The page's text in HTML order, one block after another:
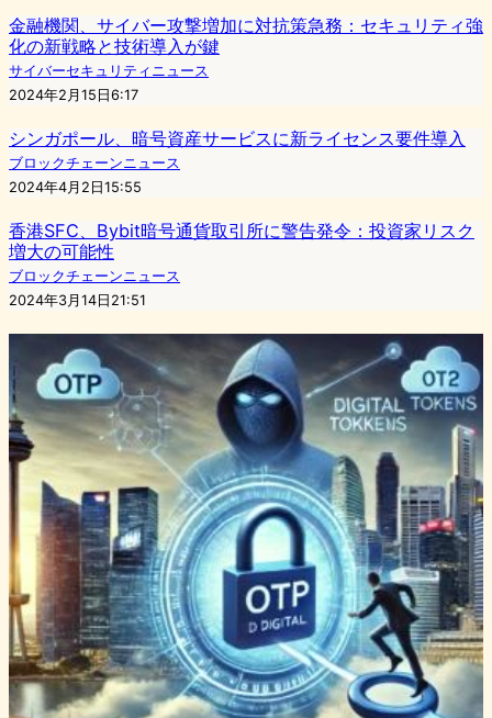
金融機関、サイバー攻撃増加に対抗策急務：セキュリティ強
化の新戦略と技術導入が鍵
サイバーセキュリティニュース
2024年2月15日6:17
シンガポール、暗号資産サービスに新ライセンス要件導入
ブロックチェーンニュース
2024年4月2日15:55
香港SFC、Bybit暗号通貨取引所に警告発令：投資家リスク
増大の可能性
ブロックチェーンニュース
2024年3月14日21:51